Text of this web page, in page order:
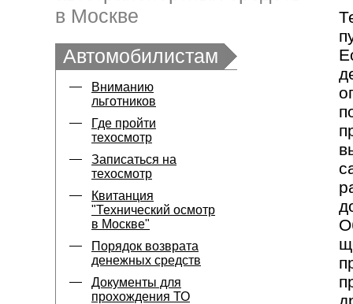
в Москве
Автомобилистам
Вниманию
льготников
Где пройти
техосмотр
Записаться на
техосмотр
Квитанция
"Технический осмотр
в Москве"
Порядок возврата
денежных средств
Документы для
прохождения ТО